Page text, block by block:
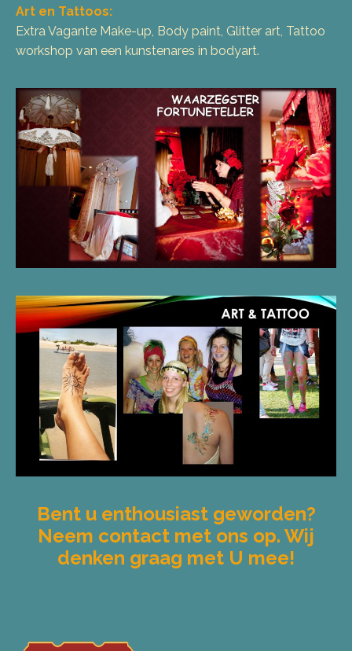
Art en Tattoos:
Extra Vagante Make-up, Body paint, Glitter art, Tattoo
workshop van een kunstenares in bodyart.
Bent u enthousiast geworden?
Neem contact met ons op. Wij
denken graag met U mee!